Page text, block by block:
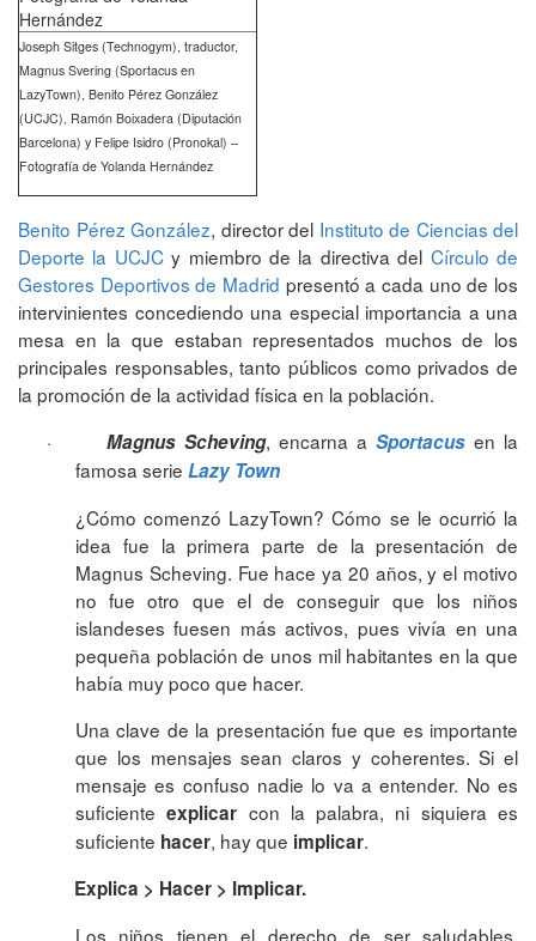
Joseph Sitges (Technogym), traductor,
Magnus Svering (Sportacus en
LazyTown), Benito Pérez González
(UCJC), Ramón Boixadera (Diputación
Barcelona) y Felipe Isidro (Pronokal) –
Fotografía de Yolanda Hernández
Benito Pérez González, director del Instituto de Ciencias del
Deporte la UCJCy miembro de la directiva del Círculo de
Gestores Deportivos de Madrid presentó a cada uno de los
intervinientes concediendo una especial importancia a una
mesa en la que estaban representados muchos de los
principales responsables, tanto públicos como privados de
la promoción de la actividad física en la población.
·
Magnus Scheving, encarna a Sportacusen la
famosa serie Lazy Town
¿Cómo comenzó LazyTown? Cómo se le ocurrió la
idea fue la primera parte de la presentación de
Magnus Scheving. Fue hace ya 20 años, y el motivo
no fue otro que el de conseguir que los niños
islandeses fuesen más activos, pues vivía en una
pequeña población de unos mil habitantes en la que
había muy poco que hacer.
Una clave de la presentación fue que es importante
que los mensajes sean claros y coherentes. Si el
mensaje es confuso nadie lo va a entender. No es
suficienteexplicar con la palabra, ni siquiera es
suficiente hacer, hay que implicar.
Explica > Hacer > Implicar.
Los niños tienen el derecho de ser saludables.